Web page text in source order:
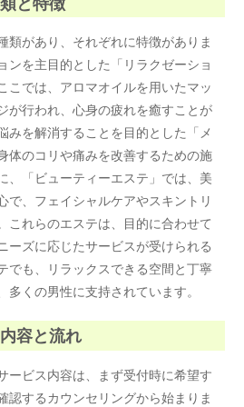
類があり、それぞれに特徴がありま
ンを主目的とした「リラクゼーショ
こでは、アロマオイルを用いたマッ
が行われ、心身の疲れを癒すことが
みを解消することを目的とした「メ
体のコリや痛みを改善するための施
、「ビューティーエステ」では、美
で、フェイシャルケアやスキントリ
これらのエステは、目的に合わせて
ーズに応じたサービスが受けられる
でも、リラックスできる空間と丁寧
くの男性に支持されています。
容と流れ
ービス内容は、まず受付時に希望す
認するカウンセリングから始まりま